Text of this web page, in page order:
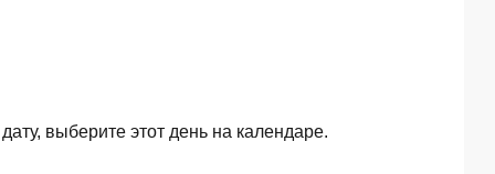
выберите этот день на календаре.